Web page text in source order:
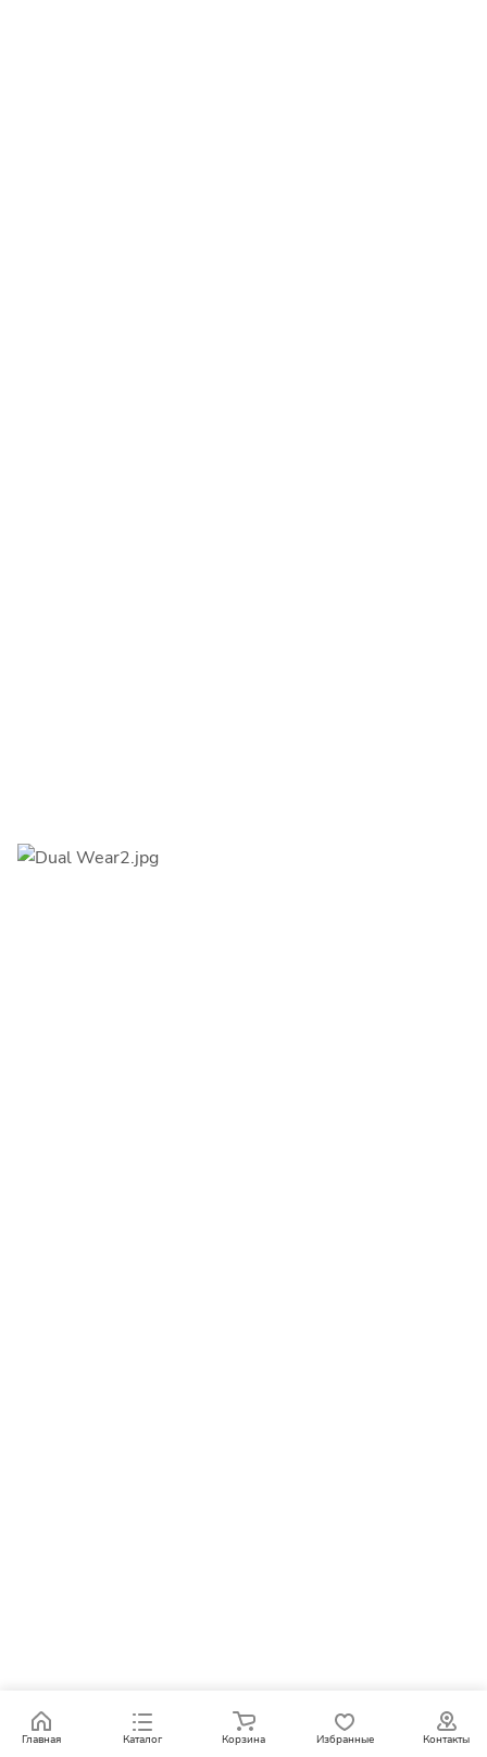
Главная Каталог Корзина Избранные Контакты